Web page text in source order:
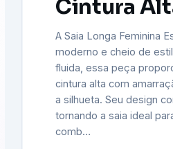
Cintura
A Saia Longa Feminina
moderno e cheio de
fluida, essa peça
cintura alta com
a silhueta. Seu design
tornando a saia ideal
comb…